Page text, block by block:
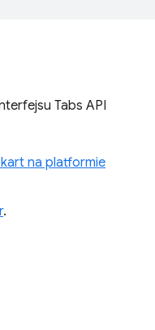
Tabs API
na platformie
.